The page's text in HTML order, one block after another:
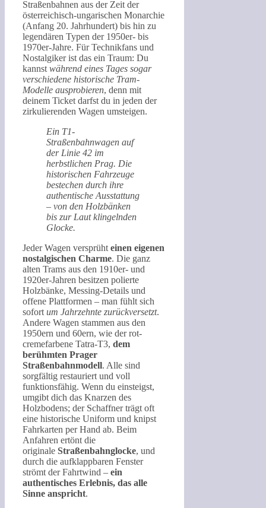
Straßenbahnen aus der Zeit der
österreichisch-ungarischen Monarchie
(Anfang 20. Jahrhundert) bis hin zu
legendären Typen der 1950er- bis
1970er-Jahre. Für Technikfans und
Nostalgiker ist das ein Traum: Du
kannst während eines Tages sogar
verschiedene historische Tram-
Modelle ausprobieren, denn mit
deinem Ticket darfst du in jeden der
zirkulierenden Wagen umsteigen.
Ein T1-
Straßenbahnwagen auf
der Linie 42 im
herbstlichen Prag. Die
historischen Fahrzeuge
bestechen durch ihre
authentische Ausstattung
– von den Holzbänken
bis zur Laut klingelnden
Glocke.
Jeder Wagen versprüht einen eigenen
nostalgischen Charme. Die ganz
alten Trams aus den 1910er- und
1920er-Jahren besitzen polierte
Holzbänke, Messing-Details und
offene Plattformen – man fühlt sich
sofort um Jahrzehnte zurückversetzt.
Andere Wagen stammen aus den
1950ern und 60ern, wie der rot-
cremefarbene Tatra-T3, dem
berühmten Prager
Straßenbahnmodell. Alle sind
sorgfältig restauriert und voll
funktionsfähig. Wenn du einsteigst,
umgibt dich das Knarzen des
Holzbodens; der Schaffner trägt oft
eine historische Uniform und knipst
Fahrkarten per Hand ab. Beim
Anfahren ertönt die
originale Straßenbahnglocke, und
durch die aufklappbaren Fenster
strömt der Fahrtwind – ein
authentisches Erlebnis, das alle
Sinne anspricht.